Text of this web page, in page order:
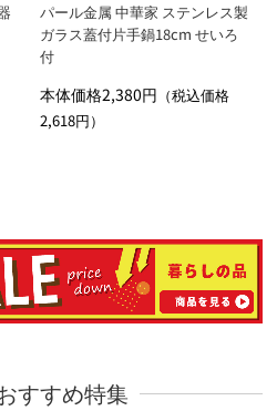
パール金属 中華家 ステンレス製
ガラス蓋付片手鍋18cm せいろ
付
本体価格2,380円 （税込価格
2,618円）
すすめ特集